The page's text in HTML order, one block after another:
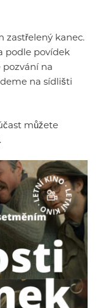
zastřelený kanec.
podle povídek
na
na sídlišti
můžete
.